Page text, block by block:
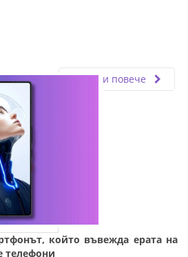
Прочети повече
който въвежда ерата на
телефони